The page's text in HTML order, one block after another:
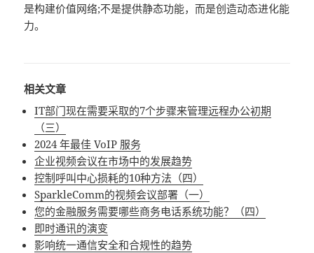
是构建价值网络;不是提供静态功能，而是创造动态进化能
力。
相关文章
IT部门现在需要采取的7个步骤来管理远程办公初期
（三）
2024 年最佳 VoIP 服务
企业视频会议在市场中的发展趋势
控制呼叫中心损耗的10种方法（四）
SparkleComm的视频会议部署（一）
您的金融服务需要哪些商务电话系统功能？（四）
即时通讯的演变
影响统一通信安全和合规性的趋势